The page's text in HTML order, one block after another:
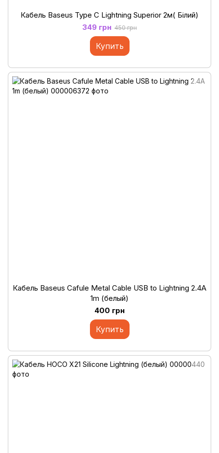
Кабель Baseus Type C Lightning Superior 2м( Білий)
349 грн 450 грн
Купить
Кабель Baseus Cafule Metal Cable USB to Lightning 2.4A
1m (белый)
400 грн
Купить